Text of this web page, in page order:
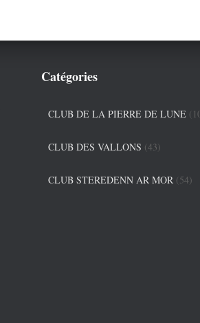
Catégories
CLUB DE LA PIERRE DE LUNE
CLUB DES VALLONS (43)
CLUB STEREDENN AR MOR (54)